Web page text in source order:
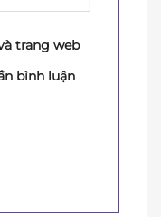
trang web
bình luận